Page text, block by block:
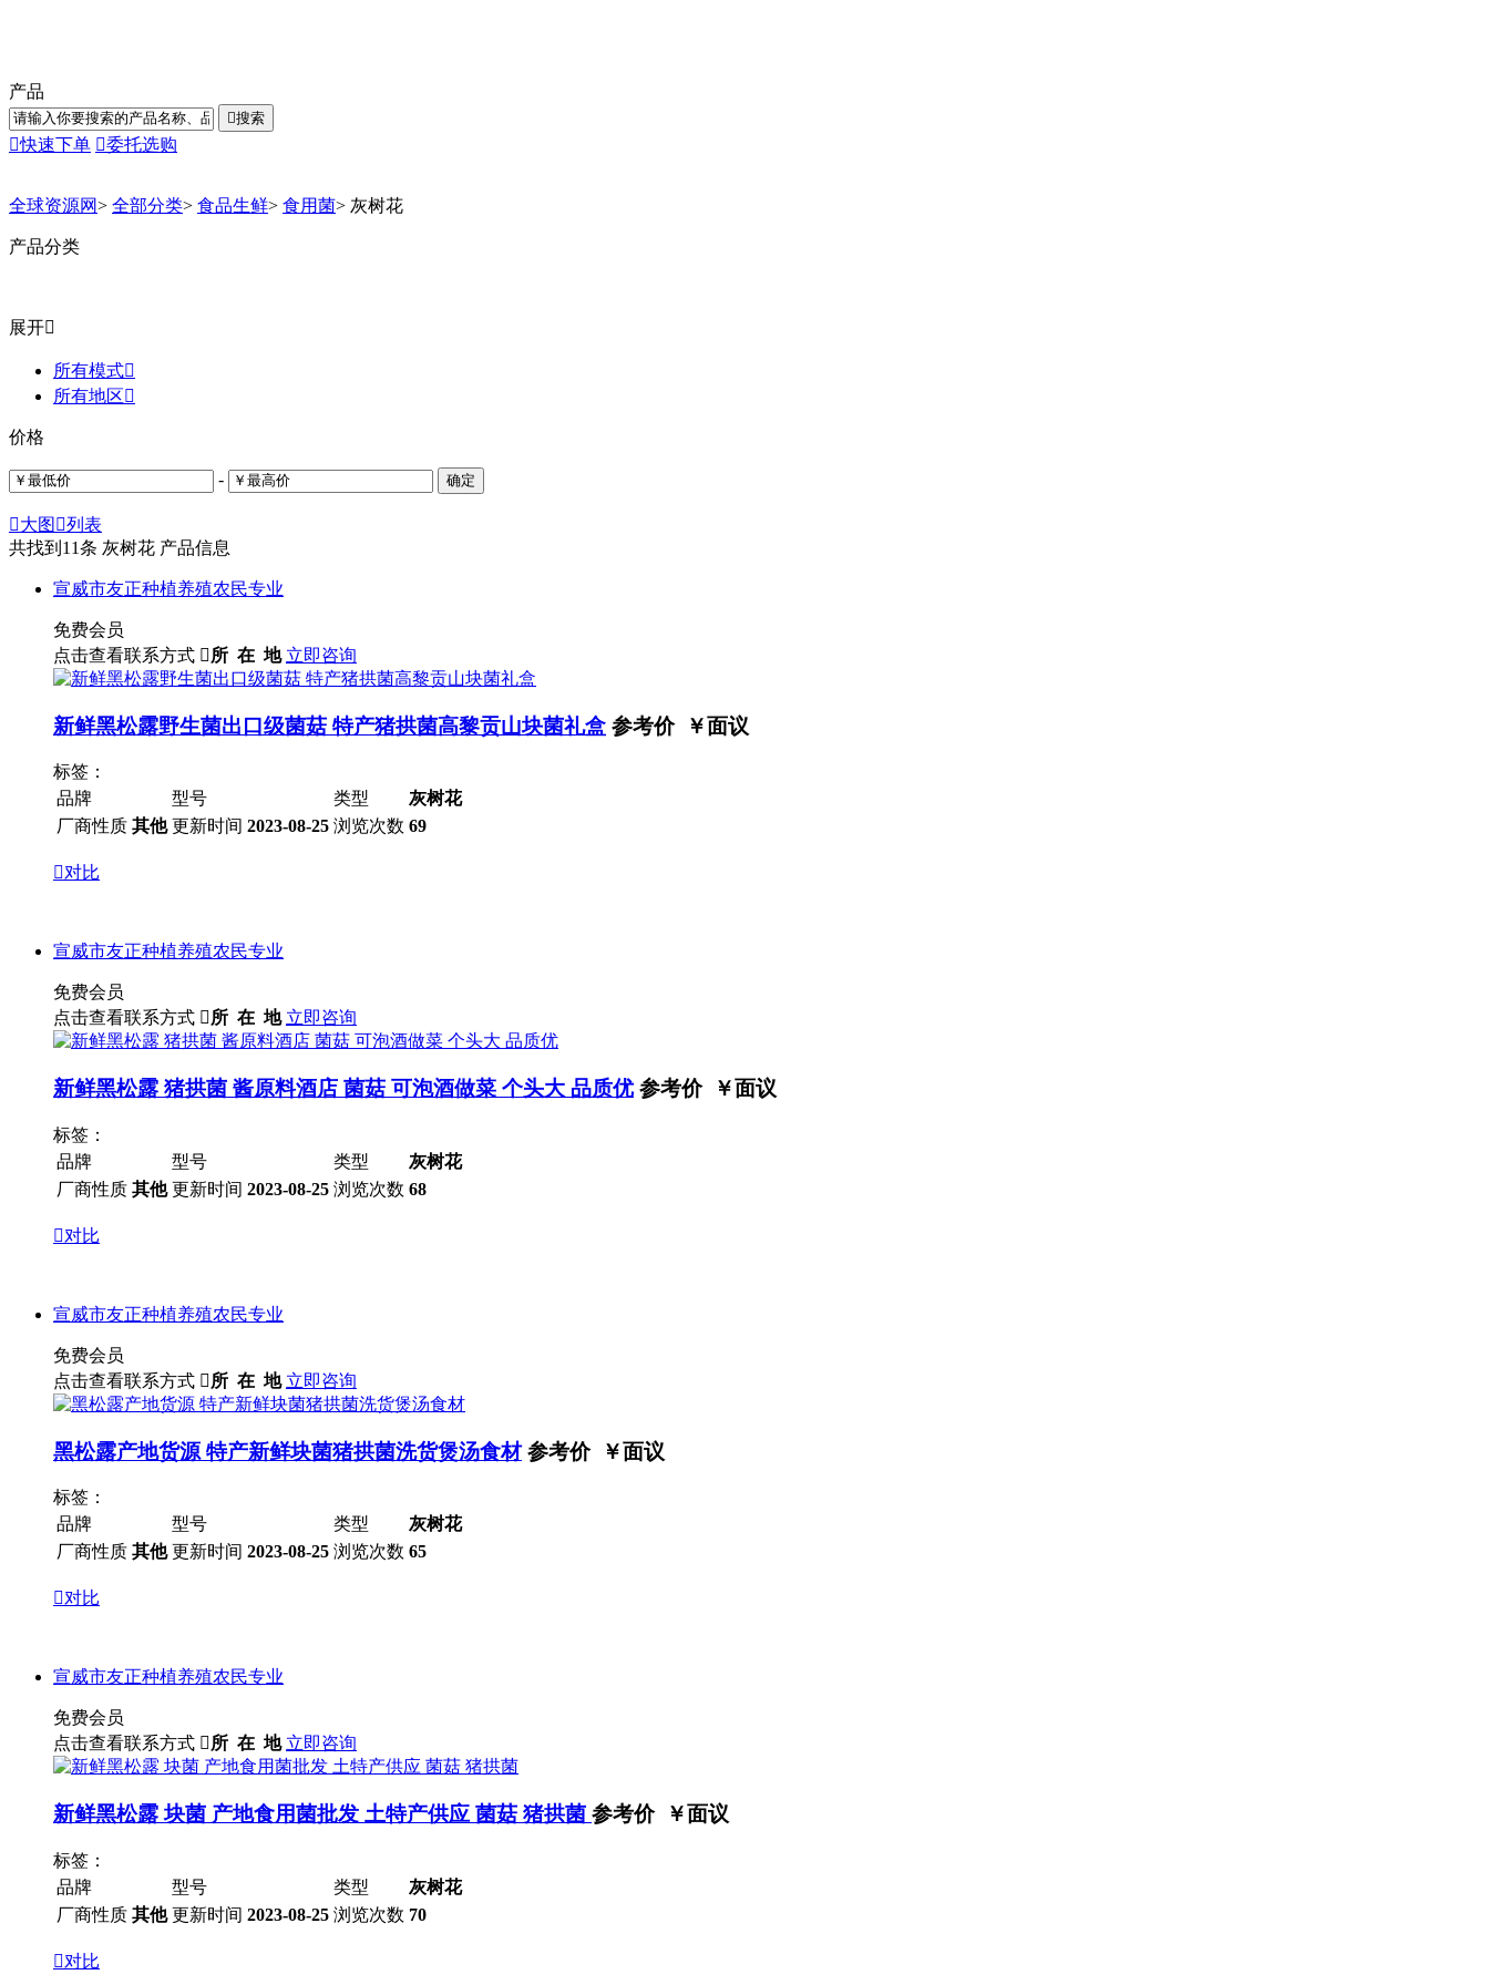
产品
搜索
快速下单 委托选购
全球资源网> 全部分类> 食品生鲜> 食用菌> 灰树花
产品分类
展开
所有模式
所有地区
价格
- 确定
大图 列表
共找到 11条 灰树花 产品信息
宣威市友正种植养殖农民专业
免费会员
点击查看联系方式 所 在 地 立即咨询
新鲜黑松露野生菌出口级菌菇 特产猪拱菌高黎贡山块菌礼盒 参考价 ￥面议
标签：
品牌
型号 类型
灰树花
厂商性质 其他 更新时间 2023-08-25 浏览次数 69
对比
宣威市友正种植养殖农民专业
免费会员
点击查看联系方式 所 在 地 立即咨询
新鲜黑松露 猪拱菌 酱原料酒店 菌菇 可泡酒做菜 个头大 品质优 参考价 ￥面议
标签：
品牌
型号 类型
灰树花
厂商性质 其他 更新时间 2023-08-25 浏览次数 68
对比
宣威市友正种植养殖农民专业
免费会员
点击查看联系方式 所 在 地 立即咨询
黑松露产地货源 特产新鲜块菌猪拱菌洗货煲汤食材 参考价 ￥面议
标签：
品牌
型号 类型
灰树花
厂商性质 其他 更新时间 2023-08-25 浏览次数 65
对比
宣威市友正种植养殖农民专业
免费会员
点击查看联系方式 所 在 地 立即咨询
新鲜黑松露 块菌 产地食用菌批发 土特产供应 菌菇 猪拱菌 参考价 ￥面议
标签：
品牌
型号 类型
灰树花
厂商性质 其他 更新时间 2023-08-25 浏览次数 70
对比